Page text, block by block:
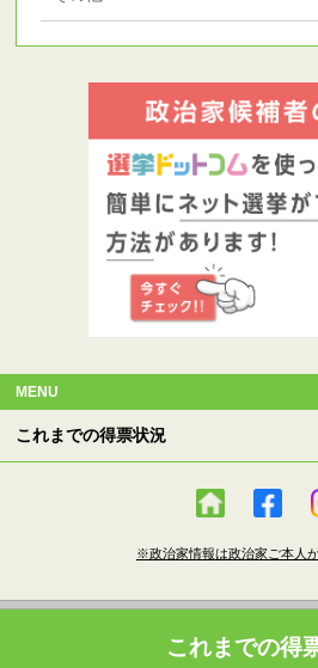
MENU
これまでの得票状況
※政治家情報は政治家ご本人
これまでの得